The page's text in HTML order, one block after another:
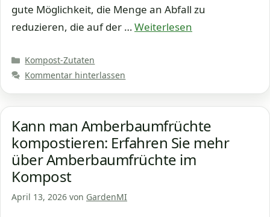
gute Möglichkeit, die Menge an Abfall zu
reduzieren, die auf der …Weiterlesen
Kategorien
Kompost-Zutaten
Kommentar hinterlassen
Kann man Amberbaumfrüchte
kompostieren: Erfahren Sie mehr
über Amberbaumfrüchte im
Kompost
April 13, 2026 von GardenMI